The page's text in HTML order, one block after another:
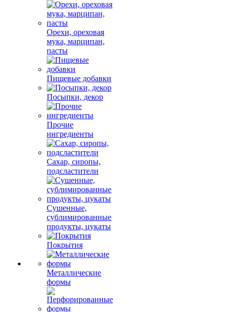
Орехи, ореховая
мука, марципан,
пасты
Пищевые добавки
Посыпки, декор
Прочие
ингредиенты
Сахар, сиропы,
подсластители
Сушенные,
сублимированные
продукты, цукаты
Покрытия
Металлические
формы